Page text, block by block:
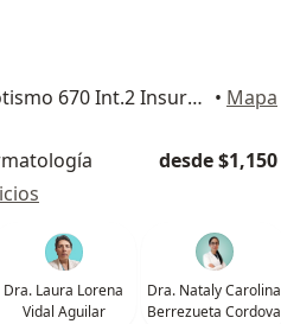
ML Avenida Patriotismo 670 Int.2 Insurgentes Mixcoac, Ciudad de México, CDMS, México., Benito Juárez • Mapa
desde $1,150
Dra. Laura Lorena
Vidal Aguilar
Dra. Nataly Carolina
Berrezueta Cordova